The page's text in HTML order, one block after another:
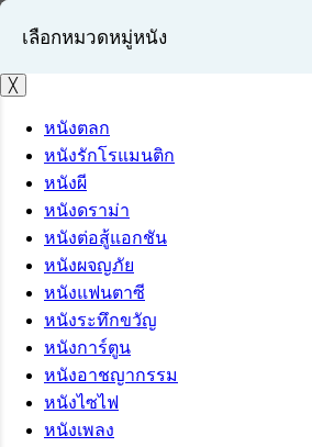
เข้าสู่ระบบ
สมัครสมาชิก
เลือกหมวดหมู่หนัง
╳
หนังตลก
หนังรักโรแมนติก
หนังผี
หนังดราม่า
หนังต่อสู้แอกชัน
หนังผจญภัย
หนังแฟนตาซี
หนังระทึกขวัญ
หนังการ์ตูน
หนังอาชญากรรม
หนังไซไฟ
หนังเพลง